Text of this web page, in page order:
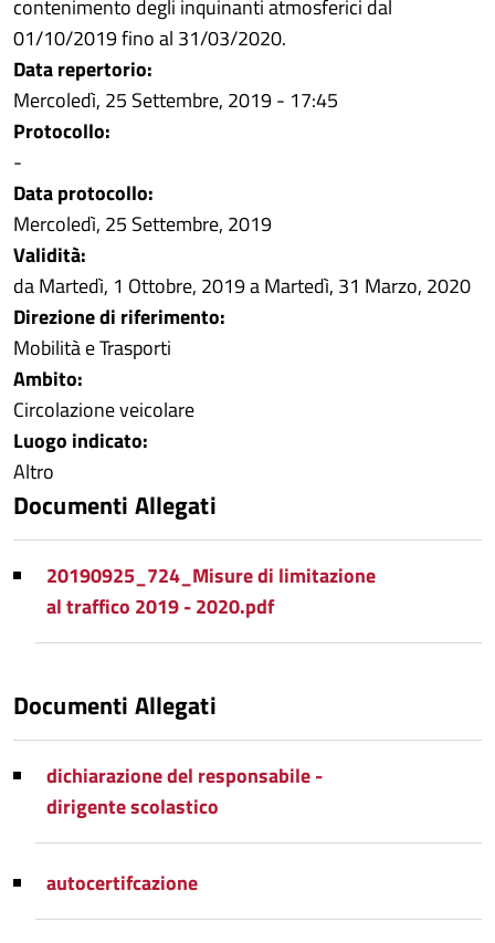
contenimento degli inquinanti atmosferici dal
01/10/2019 fino al 31/03/2020.
Data repertorio:
Mercoledì, 25 Settembre, 2019 - 17:45
Protocollo:
-
Data protocollo:
Mercoledì, 25 Settembre, 2019
Validità:
daMartedì, 1 Ottobre, 2019aMartedì, 31 Marzo, 2020
Direzione di riferimento:
Mobilità e Trasporti
Ambito:
Circolazione veicolare
Luogo indicato:
Altro
Documenti Allegati
20190925_724_Misure di limitazione
al traffico 2019 - 2020.pdf
Documenti Allegati
dichiarazione del responsabile -
dirigente scolastico
autocertifcazione